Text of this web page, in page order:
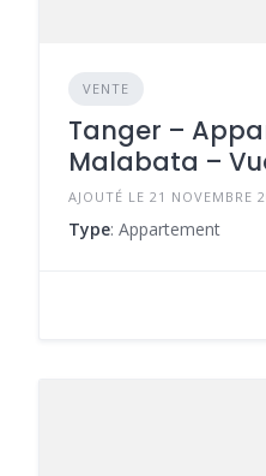
VENTE
Tanger –
Malabata –
AJOUTÉ LE 21 NOVEMBRE
Type: Appartement